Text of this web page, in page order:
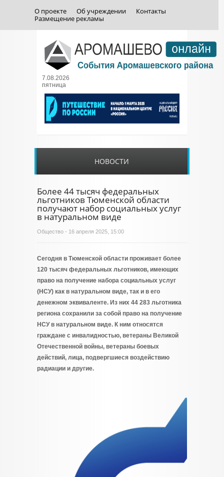
О проекте Об учреждении
Контакты
Размещение рекламы
7.08.2026
пятница
НОВОСТИ
Более 44 тысяч федеральных
льготников Тюменской области
получают набор социальных услуг
в натуральном виде
Общество - 16 апреля 2025, 15:00
Сегодня в Тюменской области проживает более
120 тысяч федеральных льготников, имеющих
право на получение набора социальных услуг
(НСУ) как в натуральном виде, так и в его
денежном эквиваленте. Из них 44 283 льготника
региона сохранили за собой право на получение
НСУ в натуральном виде. К ним относятся
граждане с инвалидностью, ветераны Великой
Отечественной войны, ветераны боевых
действий, лица, подвергшиеся воздействию
радиации и другие.